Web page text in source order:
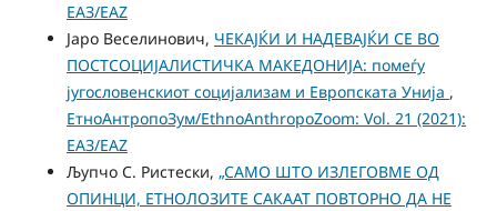
ЕАЗ/EAZ
Јаро Веселинович, ЧЕКАЈЌИ И НАДЕВАЈЌИ СЕ ВО
ПОСТСОЦИЈАЛИСТИЧКА МАКЕДОНИЈА: помеѓу
југословенскиот социјализам и Европската Унија ,
ЕтноАнтропоЗум/EthnoAnthropoZoom: Vol. 21 (2021):
ЕАЗ/EAZ
Љупчо С. Ристески, „САМО ШТО ИЗЛЕГОВМЕ ОД
ОПИНЦИ, ЕТНОЛОЗИТЕ САКААТ ПОВТОРНО ДА НЕ